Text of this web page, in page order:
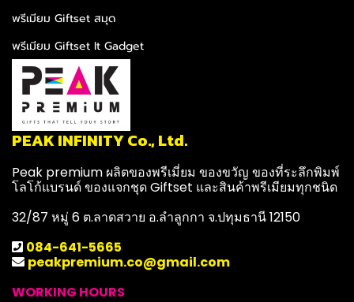
พรีเมียม Giftset สมุด
พรีเมียม Giftset It Gadget
PEAK INFINITY Co., Ltd.
Peak premium ผลิตของพรีเมี่ยม ของขวัญ ของที่ระลึกพิมพ์
โลโก้แบรนด์ ของแจกชุด Giftset และสินค้าพรีเมียมทุกชนิด
32/87 หมู่ 6 ต.ลาดสวาย อ.ลำลูกกา จ.ปทุมธานี 12150
084-641-5665
peakpremium.co@gmail.com
WORKING HOURS